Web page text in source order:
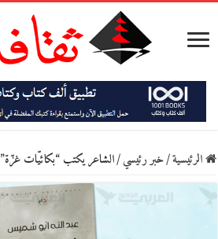
الرئيسية/خبر رئيسي/الشاعر يكتب “بكائيّات غزّة”